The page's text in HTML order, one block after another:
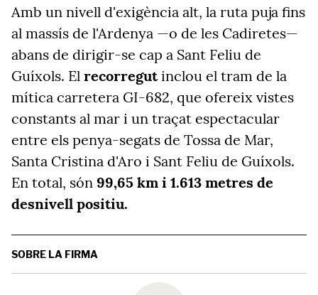
Amb un nivell d'exigència alt, la ruta puja fins
al massís de l'Ardenya —o de les Cadiretes—
abans de dirigir-se cap a Sant Feliu de
Guíxols. El recorregutinclou el tram de la
mítica carretera GI-682, que ofereix vistes
constants al mar i un traçat espectacular
entre els penya-segats de Tossa de Mar,
Santa Cristina d'Aro i Sant Feliu de Guíxols.
En total, són 99,65 km i 1.613 metres de
desnivell positiu.
SOBRE LA FIRMA